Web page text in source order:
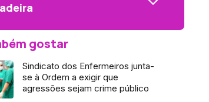
gostar
Sindicato dos Enfermeiros junta-
se à Ordem a exigir que
agressões sejam crime público